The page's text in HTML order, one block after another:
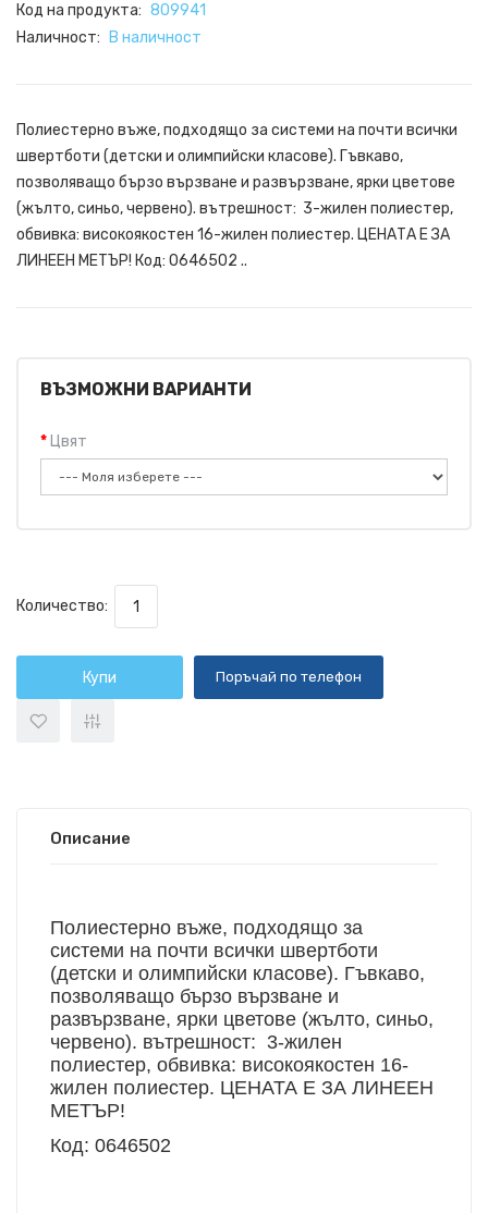
Код на продукта: 809941
Наличност:
В наличност
Полиестерно въже, подходящо за системи на почти всички
швертботи (детски и олимпийски класове). Гъвкаво,
позволяващо бързо вързване и развързване, ярки цветове
(жълто, синьо, червено). вътрешност: 3-жилен полиестер,
обвивка: високоякостен 16-жилен полиестер. ЦЕНАТА Е ЗА
ЛИНЕЕН МЕТЪР! Код: 0646502 ..
ВЪЗМОЖНИ ВАРИАНТИ
Цвят
Количество:
Купи Поръчай по телефон
Описание
Полиестерно въже, подходящо за
системи на почти всички швертботи
(детски и олимпийски класове). Гъвкаво,
позволяващо бързо вързване и
развързване, ярки цветове (жълто, синьо,
червено). вътрешност: 3-жилен
полиестер, обвивка: високоякостен 16-
жилен полиестер. ЦЕНАТА Е ЗА ЛИНЕЕН
МЕТЪР!
Код: 0646502